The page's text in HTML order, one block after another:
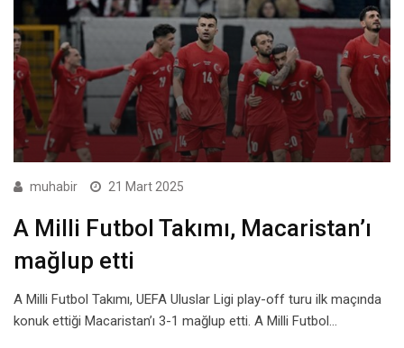
muhabir 21 Mart 2025
A Milli Futbol Takımı, Macaristan’ı
mağlup etti
A Milli Futbol Takımı, UEFA Uluslar Ligi play-off turu ilk maçında
konuk ettiği Macaristan’ı 3-1 mağlup etti. A Milli Futbol…